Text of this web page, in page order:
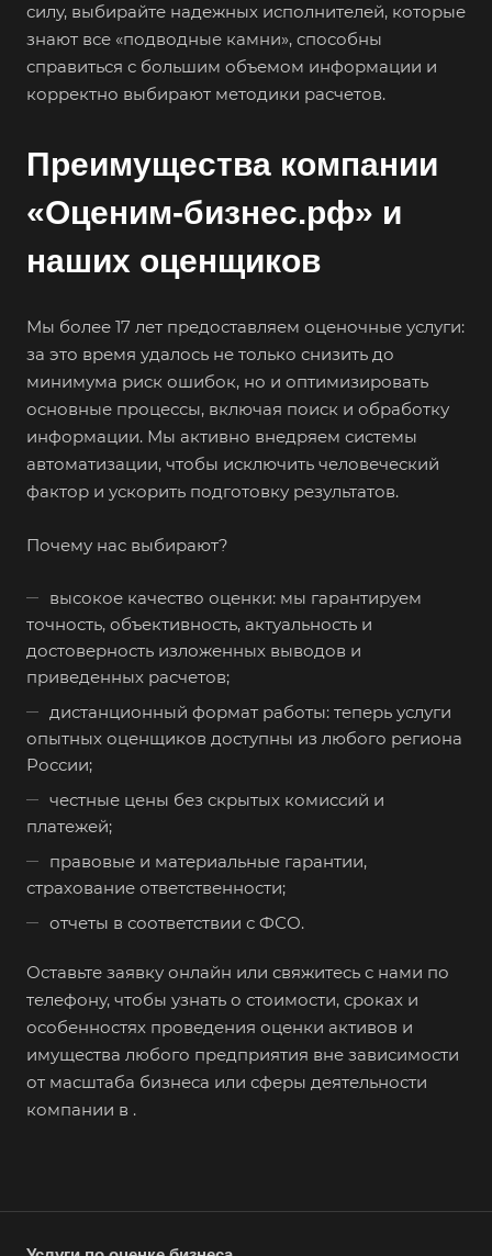
силу, выбирайте надежных исполнителей, которые
знают все «подводные камни», способны
справиться с большим объемом информации и
корректно выбирают методики расчетов.
Преимущества компании
«Оценим-бизнес.рф» и
наших оценщиков
Мы более 17 лет предоставляем оценочные услуги:
за это время удалось не только снизить до
минимума риск ошибок, но и оптимизировать
основные процессы, включая поиск и обработку
информации. Мы активно внедряем системы
автоматизации, чтобы исключить человеческий
фактор и ускорить подготовку результатов.
Почему нас выбирают?
высокое качество оценки: мы гарантируем
точность, объективность, актуальность и
достоверность изложенных выводов и
приведенных расчетов;
дистанционный формат работы: теперь услуги
опытных оценщиков доступны из любого региона
России;
честные цены без скрытых комиссий и
платежей;
правовые и материальные гарантии,
страхование ответственности;
отчеты в соответствии с ФСО.
Оставьте заявку онлайн или свяжитесь с нами по
телефону, чтобы узнать о стоимости, сроках и
особенностях проведения оценки активов и
имущества любого предприятия вне зависимости
от масштаба бизнеса или сферы деятельности
компании в .
Воскресенск
Воткинск
Всеволожск
Выкса
Вязники
Вязьма
Вятские Поляны
Геленджик
Георгиевск
Глазов
Горно-Алтайск
Горячий Ключ
Губаха
Губкин
Губкинский
Гуково
Гулькевичи
Гусев
Гусь-Хрустальный
Дедовск
Дербент
Дзержинск
Дзержинский
Дмитров
Долгопрудный
Дубна